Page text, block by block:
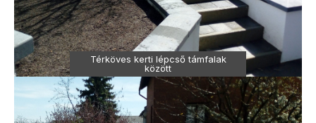
Térköves kerti lépcső támfalak
között